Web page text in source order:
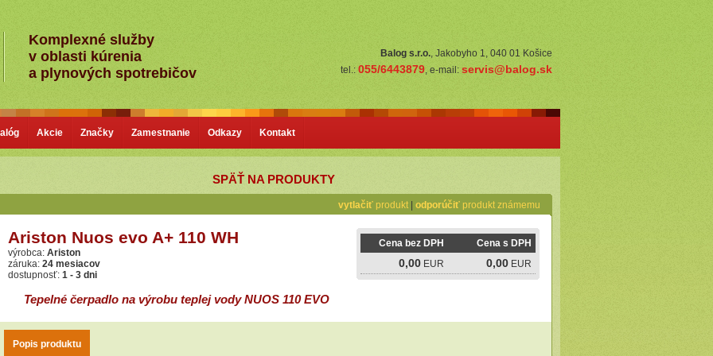
Komplexné služby
v oblasti kúrenia
a plynových spotrebičov
Balog s.r.o., Jakobyho 1, 040 01 Košice
tel.: 055/6443879, e-mail: servis@balog.sk
Akcie Značky Zamestnanie Odkazy Kontakt
SPÄŤ NA PRODUKTY
vytlačiť produkt odporúčiť produkt známemu
Ariston Nuos evo A+ 110 WH
výrobca: Ariston
záruka: 24 mesiacov
dostupnosť: 1 - 3 dni
Tepelné čerpadlo na výrobu teplej vody NUOS 110 EVO
Cena bez DPH Cena s DPH
0,00 EUR 0,00 EUR
Popis produktu